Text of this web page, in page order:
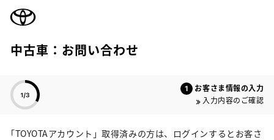
中古車：お問い合わせ
お客さま情報の入力
入力内容のご確認
「TOYOTAアカウント」取得済みの方は、ログインするとお客さ